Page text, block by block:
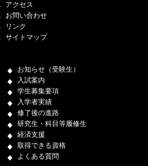
アクセス
お問い合わせ
リンク
サイトマップ
お知らせ（受験生）
入試案内
学生募集要項
入学者実績
修了後の進路
研究生・科目等履修生
経済支援
取得できる資格
よくある質問